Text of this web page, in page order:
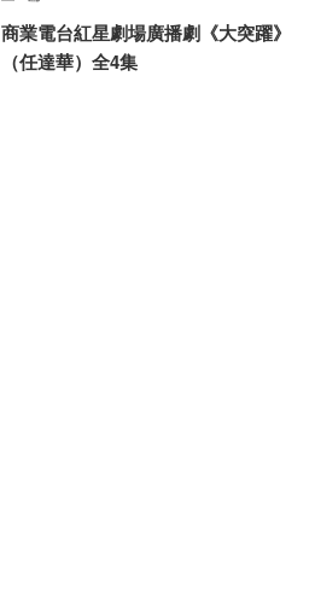
章
导
一
篇
商業電台紅星劇場廣播劇《大突躍》
（任達華）全4集